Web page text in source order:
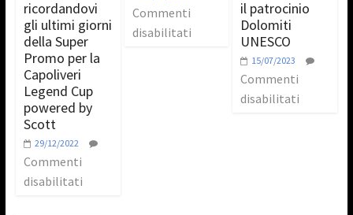
ricordandovi
gli ultimi giorni
della Super
Promo per la
Capoliveri
Legend Cup
powered by
Scott
29/12/2022
Commenti
disabilitati
Commenti
disabilitati
il patrocinio
Dolomiti
UNESCO
15/07/2023
Commenti
disabilitati